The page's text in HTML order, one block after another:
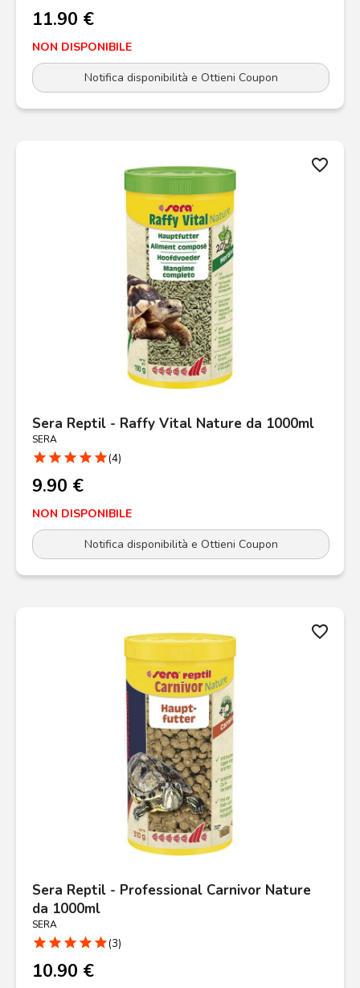
11.90 €
NON DISPONIBILE
Notifica disponibilità e Ottieni Coupon
favorite_border
Sera Reptil - Raffy Vital Nature da 1000ml
SERA
star star star star star(4)
9.90 €
NON DISPONIBILE
Notifica disponibilità e Ottieni Coupon
favorite_border
Sera Reptil - Professional Carnivor Nature
da 1000ml
SERA
star star star star star(3)
10.90 €